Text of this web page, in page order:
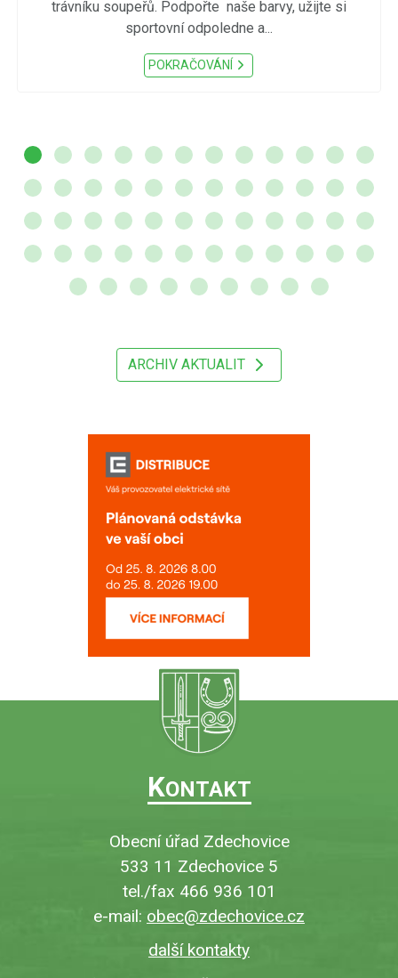
trávníku soupeřů. Podpořte naše barvy, užijte si
sportovní odpoledne a...
POKRAČOVÁNÍ
ARCHIV AKTUALIT
KONTAKT
Obecní úřad Zdechovice
533 11 Zdechovice 5
tel./fax 466 936 101
e-mail: obec@zdechovice.cz
další kontakty